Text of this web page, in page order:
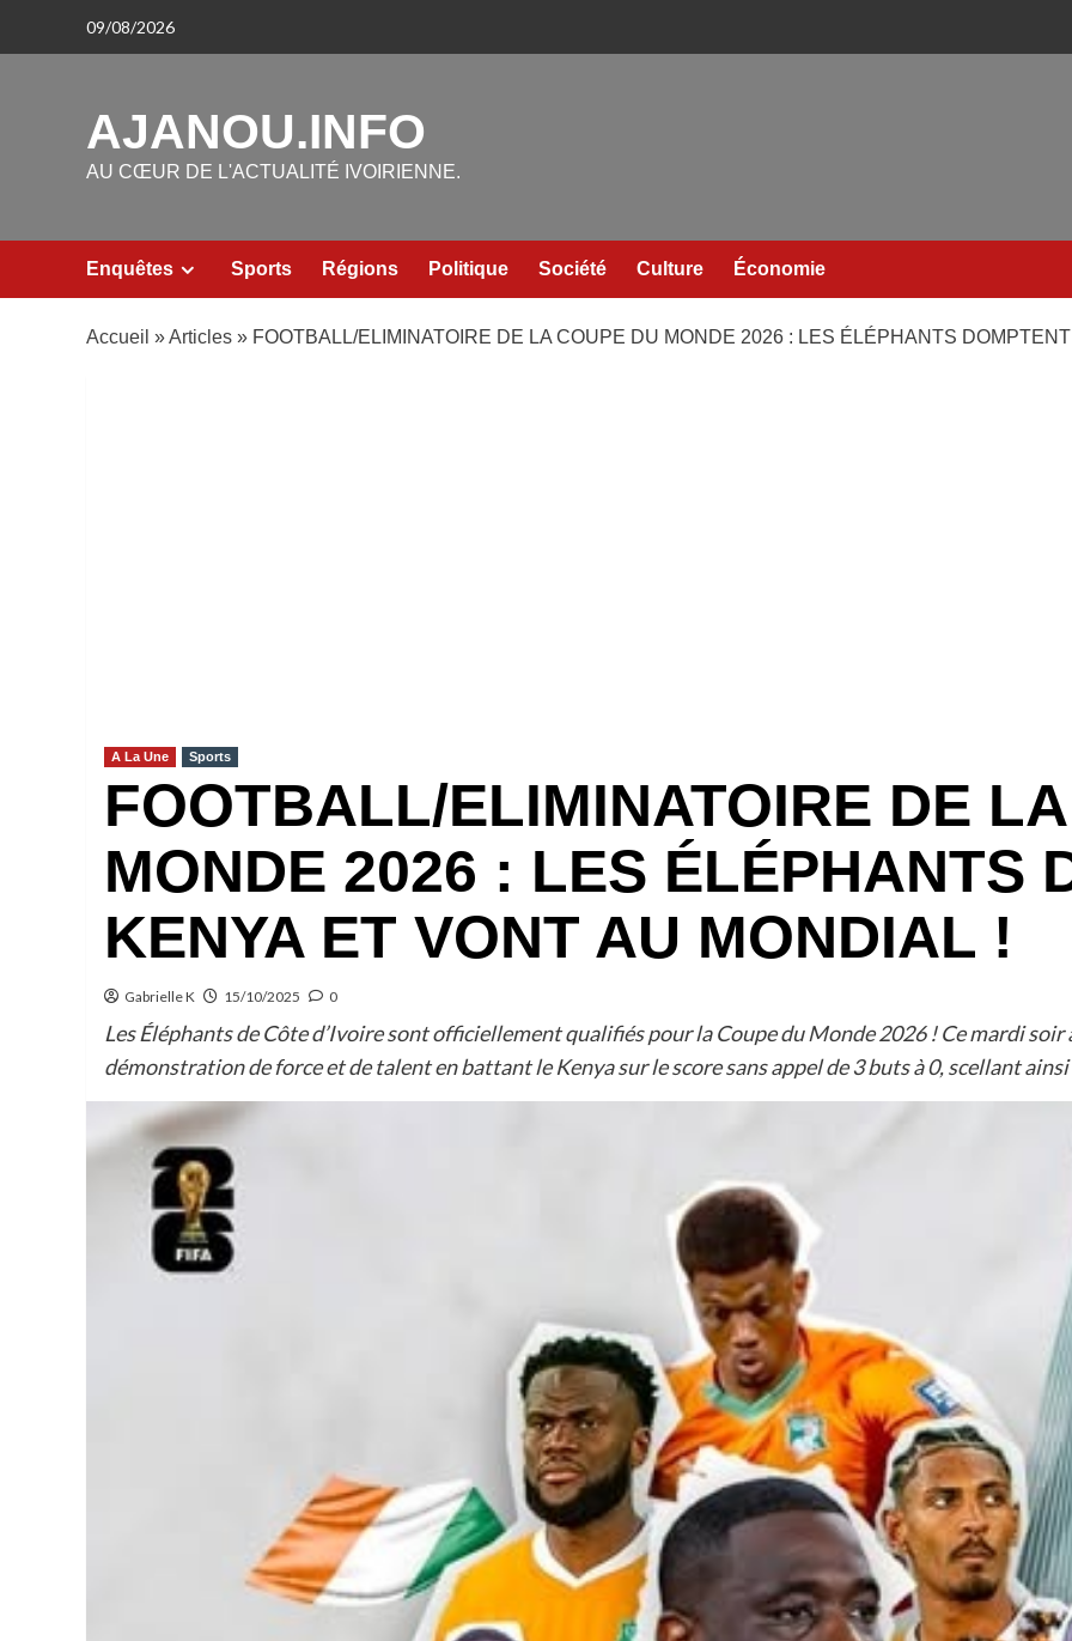
09/08/2026
AJANOU.INFO
AU CŒUR DE L'ACTUALITÉ IVOIRIENNE.
Enquêtes Sports Régions Politique Société Culture Économie
Accueil »Articles » FOOTBALL/ELIMINATOIRE DE LA COUPE DU MONDE 2026 : LES ÉLÉPHANTS
A La Une Sports
FOOTBALL/ELIMINATOIRE DE
MONDE 2026 : LES ÉLÉPHANTS
KENYA ET VONT AU MONDIAL !
Gabrielle K 15/10/2025 0
Les Éléphants de Côte d’Ivoire sont officiellement qualifiés pour la Coupe du Monde 2026 ! Ce mardi
démonstration de force et de talent en battant le Kenya sur le score sans appel de 3 buts à 0, scellant